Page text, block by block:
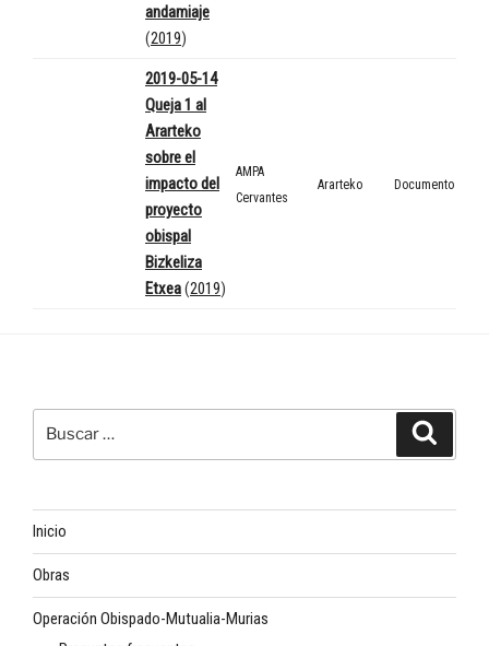
andamiaje
(2019)
2019-05-14
Queja 1 al
Ararteko
sobre el
impacto del
proyecto
obispal
Bizkeliza
Etxea(2019)
AMPA
Cervantes
Ararteko Documento
Inicio
Obras
Operación Obispado-Mutualia-Murias